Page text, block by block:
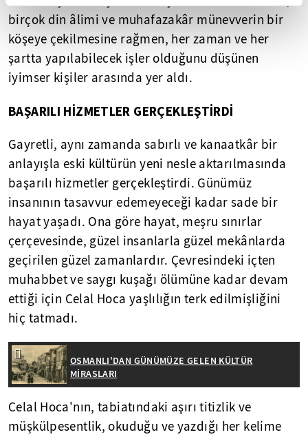
birçok din âlimi ve muhafazakâr münevverin bir
köşeye çekilmesine rağmen, her zaman ve her
şartta yapılabilecek işler olduğunu düşünen
iyimser kişiler arasında yer aldı.
BAŞARILI HİZMETLER GERÇEKLEŞTİRDİ
Gayretli, aynı zamanda sabırlı ve kanaatkâr bir
anlayışla eski kültürün yeni nesle aktarılmasında
başarılı hizmetler gerçekleştirdi. Günümüz
insanının tasavvur edemeyeceği kadar sade bir
hayat yaşadı. Ona göre hayat, meşru sınırlar
çerçevesinde, güzel insanlarla güzel mekânlarda
geçirilen güzel zamanlardır. Çevresindeki içten
muhabbet ve saygı kuşağı ölümüne kadar devam
ettiği için Celal Hoca yaşlılığın terk edilmişliğini
hiç tatmadı.
OSMANLI'DAN GÜNÜMÜZE GELEN KÜLTÜR
MİRASLARI
Celal Hoca'nın, tabiatındaki aşırı titizlik ve
müşkülpesentlik, okuduğu ve yazdığı her kelime